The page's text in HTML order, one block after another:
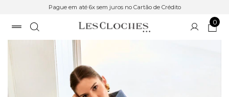
Pague em até 6x sem juros no Cartão de Crédito
0